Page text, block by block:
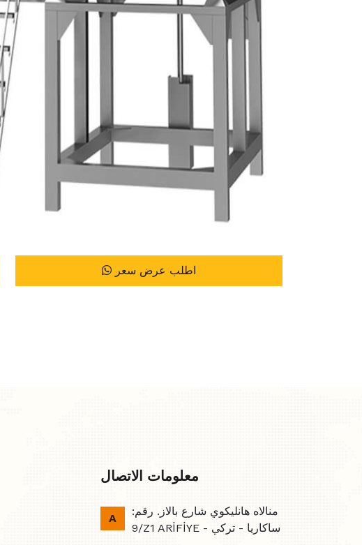
اطلب عرض سعر
معلومات الاتصال
A
منالاه هانليكوي شارع بالاز. رقم:
9/Z1 ARİFİYE - ساكاريا - تركي